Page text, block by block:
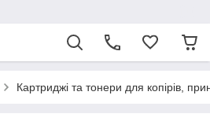
Картриджі та тонери для копірів,